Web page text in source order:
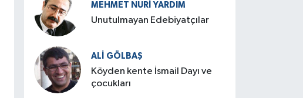
MEHMET NURI YARDIM
​Unutulmayan Edebiyatçılar
ALI GÖLBAŞ
Köyden kente İsmail Dayı ve
çocukları